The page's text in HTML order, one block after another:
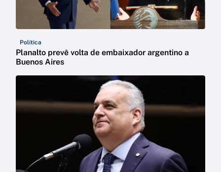
Política
Planalto prevê volta de embaixador argentino a
Buenos Aires